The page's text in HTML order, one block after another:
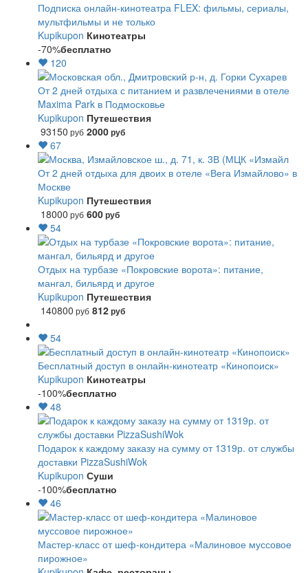
Подписка онлайн-кинотеатра FLEX: фильмы, сериалы,
мультфильмы и не только
Kupikupon Кинотеатры
-70%бесплатно
120
От 2 дней отдыха с питанием и развлечениями в отеле
Maxima Park в Подмосковье
Kupikupon Путешествия
93150 руб 2000руб
67
От 2 дней отдыха для двоих в отеле «Вега Измайлово» в
Москве
Kupikupon Путешествия
18000 руб 600руб
54
Отдых на турбазе «Покровские ворота»: питание,
мангал, бильярд и другое
Kupikupon Путешествия
140800 руб 812руб
54
Бесплатный доступ в онлайн-кинотеатр «Кинопоиск»
Kupikupon Кинотеатры
-100%бесплатно
48
Подарок к каждому заказу на сумму от 1319р. от службы
доставки PizzaSushiWok
Kupikupon Суши
-100%бесплатно
46
Мастер-класс от шеф-кондитера «Малиновое муссовое
пирожное»